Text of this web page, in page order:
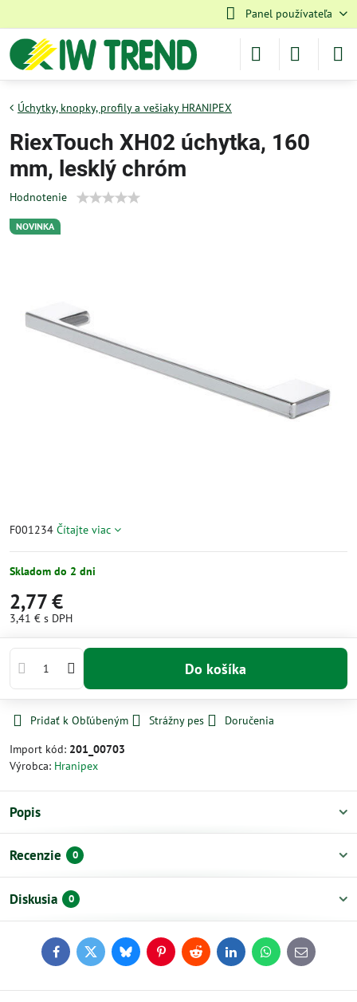
Panel používateľa
NOVINKA
Úchytky, knopky, profily a vešiaky HRANIPEX
RiexTouch XH02 úchytka, 160
mm, lesklý chróm
Hodnotenie
F001234 Čítajte viac
Skladom do 2 dni
2,77 €
3,41 € s DPH
Do košíka
Pridať k Obľúbeným Strážny pes
Doručenia
Import kód: 201_00703
Výrobca: Hranipex
Popis
Recenzie 0
Diskusia 0
FacebookTwitterBlueskyPinterestReddit LinkedInWhatsApp
E-
mail